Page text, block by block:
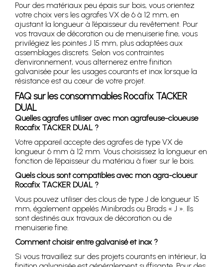
Pour des matériaux peu épais sur bois, vous orientez
votre choix vers les agrafes VX de 6 à 12 mm, en
ajustant la longueur à l’épaisseur du revêtement. Pour
vos travaux de décoration ou de menuiserie fine, vous
privilégiez les pointes J 15 mm, plus adaptées aux
assemblages discrets. Selon vos contraintes
d’environnement, vous alternerez entre finition
galvanisée pour les usages courants et inox lorsque la
résistance est au cœur de votre projet.
FAQ sur les consommables Rocafix TACKER
DUAL
Quelles agrafes utiliser avec mon agrafeuse-cloueuse
Rocafix TACKER DUAL ?
Votre appareil accepte des agrafes de type VX de
longueur 6 mm à 12 mm. Vous choisissez la longueur en
fonction de l’épaisseur du matériau à fixer sur le bois.
Quels clous sont compatibles avec mon agra-cloueur
Rocafix TACKER DUAL ?
Vous pouvez utiliser des clous de type J de longueur 15
mm, également appelés Minibrads ou Brads « J ». Ils
sont destinés aux travaux de décoration ou de
menuiserie fine.
Comment choisir entre galvanisé et inox ?
Si vous travaillez sur des projets courants en intérieur, la